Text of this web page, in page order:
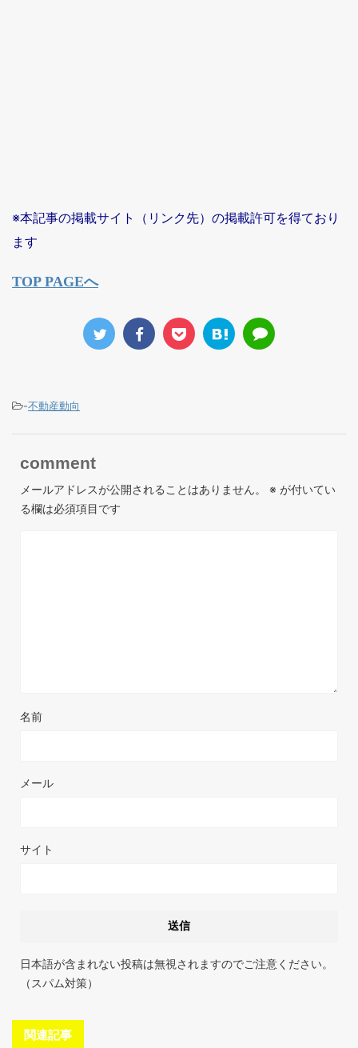
※本記事の掲載サイト（リンク先）の掲載許可を得ており
ます
TOP PAGEへ
-不動産動向
comment
メールアドレスが公開されることはありません。 ※ が付いてい
る欄は必須項目です
名前
メール
サイト
日本語が含まれない投稿は無視されますのでご注意ください。
（スパム対策）
関連記事